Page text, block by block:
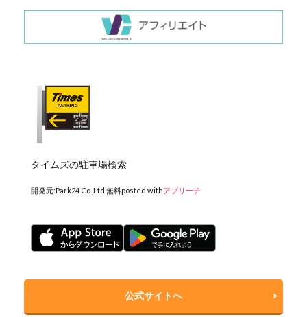
タイムズの駐車場検索
開発元:Park24 Co.,Ltd. 無料posted withアプリーチ
公式サイトへ